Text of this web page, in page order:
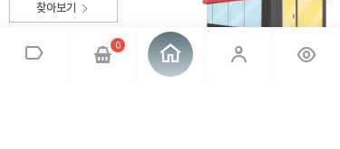
0
찾아보기
브랜드소개